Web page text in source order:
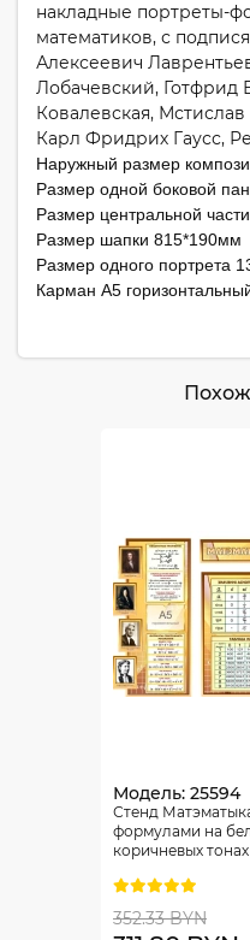
накладные портреты-
математиков, с
Алексеевич
Лобачевский, Готфрид
Ковалевская,
Карл Фридрих Гаусс,
Наружный размер
Размер одной боковой
Размер центральной
Размер шапки 815*190мм
Размер одного портрета
Карман А5
Модель: 25594
Стенд
формулами на
коричневых
352.33 BYN